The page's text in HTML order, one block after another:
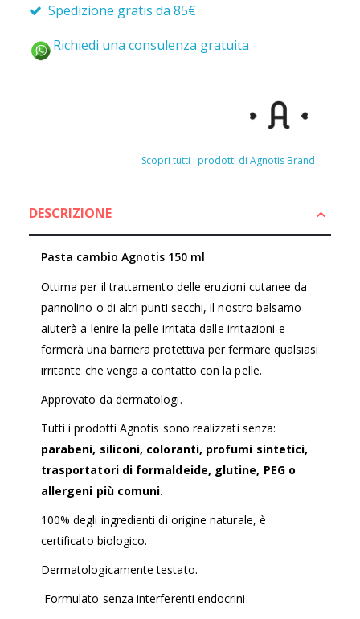
Spedizione gratis da 85€
Richiedi una consulenza gratuita
Scopri tutti i prodotti di Agnotis Brand
DESCRIZIONE
Pasta cambio Agnotis 150 ml
Ottima per il trattamento delle eruzioni cutanee da
pannolino o di altri punti secchi, il nostro balsamo
aiuterà a lenire la pelle irritata dalle irritazioni e
formerà una barriera protettiva per fermare qualsiasi
irritante che venga a contatto con la pelle.
Approvato da dermatologi.
Tutti i prodotti Agnotis sono realizzati senza:
parabeni, siliconi, coloranti, profumi sintetici,
trasportatori di formaldeide, glutine, PEG o
allergeni più comuni.
100% degli ingredienti di origine naturale, è
certificato biologico.
Dermatologicamente testato.
Formulato senza interferenti endocrini.